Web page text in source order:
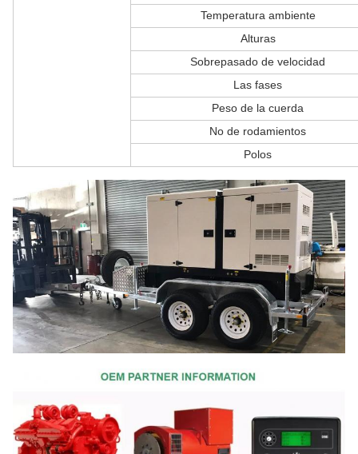
Temperatura ambiente
Alturas
Sobrepasado de velocidad
Las fases
Peso de la cuerda
No de rodamientos
Polos